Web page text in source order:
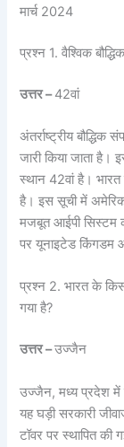
मार्च 2024
प्रश्न 1. वैश्विक
उत्तर –42वां
अंतर्राष्ट्रीय
जारी किया जाता है।
स्थान 42वां है।
है। इस सूची में
मजबूत आईपी सिस्टम
पर यूनाइटेड किंगडम
प्रश्न 2. भारत के
गया है?
उत्तर –उज्जैन
उज्जैन, मध्य प्रदेश में
यह घड़ी सरकारी
टॉवर पर स्थापित